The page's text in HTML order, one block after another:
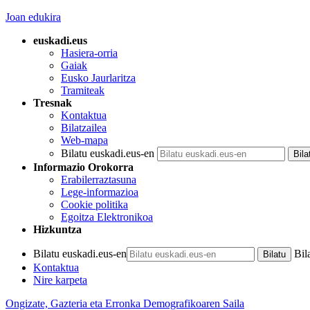
Joan edukira
euskadi.eus
Hasiera-orria
Gaiak
Eusko Jaurlaritza
Tramiteak
Tresnak
Kontaktua
Bilatzailea
Web-mapa
Bilatu euskadi.eus-en
Informazio Orokorra
Erabilerraztasuna
Lege-informazioa
Cookie politika
Egoitza Elektronikoa
Hizkuntza
Bilatu euskadi.eus-en
Kontaktua
Nire karpeta
Ongizate, Gazteria eta Erronka Demografikoaren Saila